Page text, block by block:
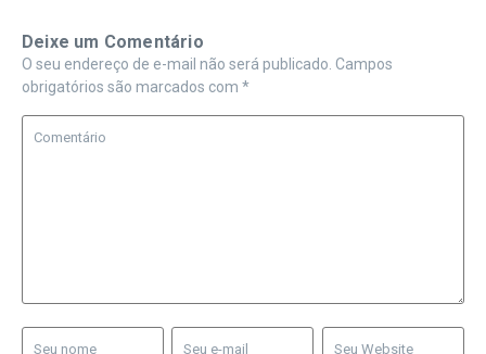
Deixe um Comentário
O seu endereço de e-mail não será publicado. Campos
obrigatórios são marcados com *